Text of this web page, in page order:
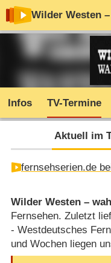
Wilder Westen
Infos TV-Termine
Aktuell im
fernsehserien.de
Wilder Westen –
Fernsehen. Zuletzt
- Westdeutsches
und Wochen liegen